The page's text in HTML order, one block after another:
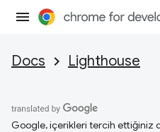
Docs Lighthouse
Google, içerikleri tercih ettiğiniz